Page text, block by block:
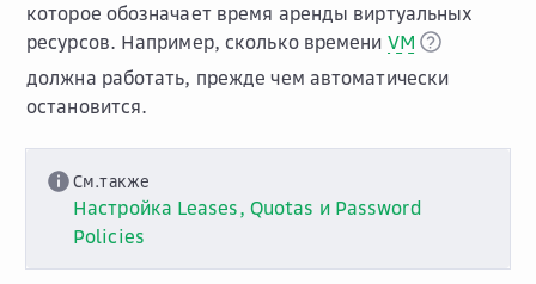
которое обозначает время аренды виртуальных
ресурсов. Например, сколько времени VM
должна работать, прежде чем автоматически
остановится.
См.также
Настройка Leases, Quotas и Password
Policies